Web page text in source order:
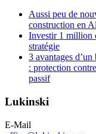
Aussi peu de
construction en
Investir 1 million
stratégie
3 avantages
: protection
passif
Lukinski
E-Mail